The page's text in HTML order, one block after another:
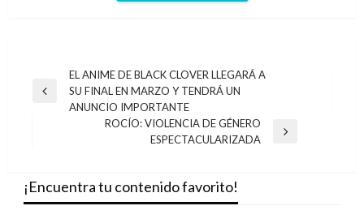
Navegación
de
Entrada
anterior
EL ANIME DE BLACK CLOVER LLEGARÁ A
SU FINAL EN MARZO Y TENDRÁ UN
ANUNCIO IMPORTANTE
ROCÍO: VIOLENCIA DE GÉNERO
ESPECTACULARIZADA
¡Encuentra tu contenido favorito!